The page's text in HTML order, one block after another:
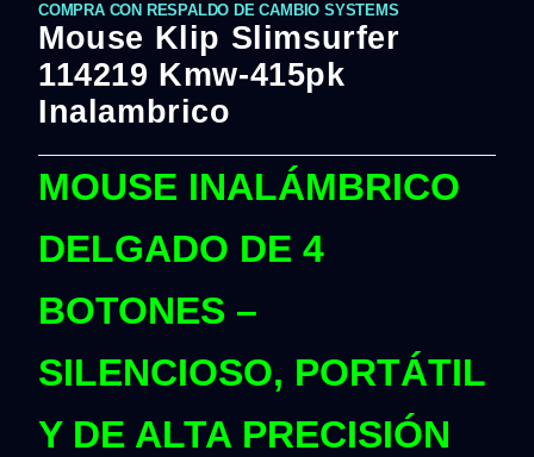
COMPRA CON RESPALDO DE CAMBIO SYSTEMS
Mouse Klip Slimsurfer
114219 Kmw-415pk
Inalambrico
MOUSE INALÁMBRICO
DELGADO DE 4
BOTONES –
SILENCIOSO, PORTÁTIL
Y DE ALTA PRECISIÓN